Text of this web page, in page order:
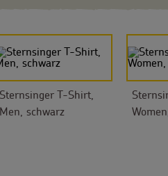
Sternsinger T-Shirt,
Men, schwarz